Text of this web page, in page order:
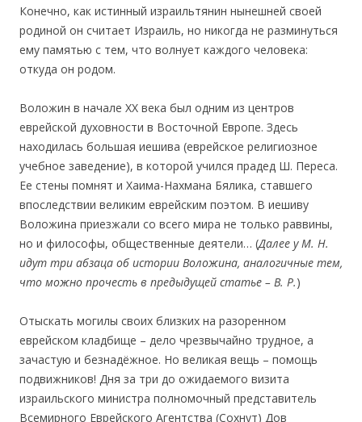
Конечно, как истинный израильтянин нынешней своей
родиной он считает Израиль, но никогда не разминуться
ему памятью с тем, что волнует каждого человека:
откуда он родом.
Воложин в начале ХХ века был одним из центров
еврейской духовности в Восточной Европе. Здесь
находилась большая иешива (еврейское религиозное
учебное заведение), в которой учился прадед Ш. Переса.
Ее стены помнят и Хаима-Нахмана Бялика, ставшего
впоследствии великим еврейским поэтом. В иешиву
Воложина приезжали со всего мира не только раввины,
но и философы, общественные деятели… (Далее у М. Н.
идут три абзаца об истории Воложина, аналогичные тем,
что можно прочесть в предыдущей статье – В. Р.)
Отыскать могилы своих близких на разоренном
еврейском кладбище – дело чрезвычайно трудное, а
зачастую и безнадёжное. Но великая вещь – помощь
подвижников! Дня за три до ожидаемого визита
израильского министра полномочный представитель
Всемирного Еврейского Агентства (Сохнут) Дов